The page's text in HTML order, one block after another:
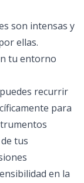
son intensas y
ellas.
tu entorno
recurrir
para
tus
en la